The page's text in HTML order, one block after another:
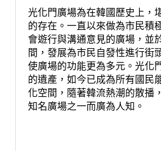
光化門廣場為在韓國歷史上，
的存在。一直以來做為市民積
會遊行與溝通意見的廣場，並
間，發展為市民自發性進行街
使廣場的功能更為多元。光化
的遺產，如今已成為所有國民
化空間，隨著韓流熱潮的散播
知名廣場之一而廣為人知。